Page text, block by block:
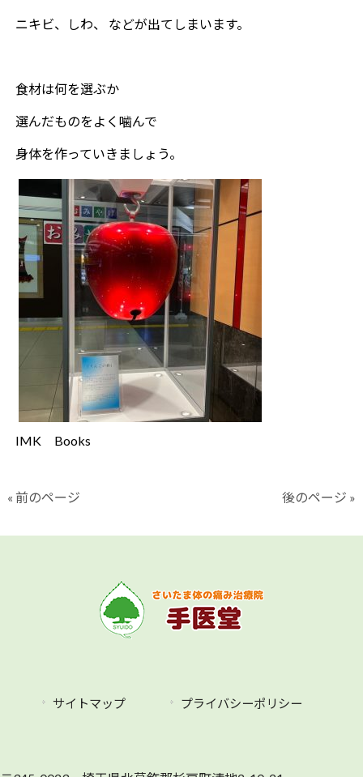
ニキビ、しわ、 などが出てしまいます。
食材は何を選ぶか
選んだものをよく噛んで
身体を作っていきましょう。
IMK Books
« 前のページ 後のページ »
サイトマップ プライバシーポリシー